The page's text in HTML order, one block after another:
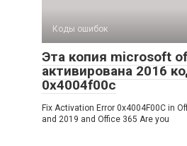
Коды ошибок
Эта копия microsoft
активирована 2016
0х4004f00c
Fix Activation Error 0x4004F00C in
and 2019 and Office 365 Are you